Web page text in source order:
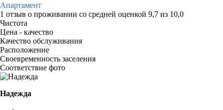
Апартамент
1 отзыв о проживании со средней оценкой 9,7 из 10,0
Чистота
Цена - качество
Качество обслуживания
Расположение
Своевременность заселения
Соответствие фото
Надежда